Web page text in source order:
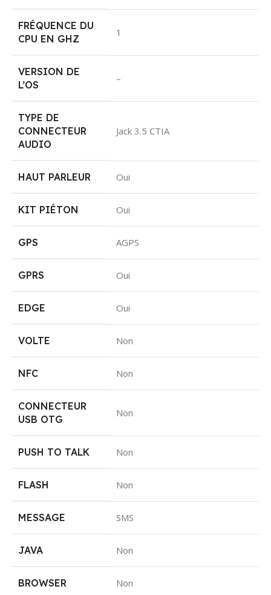
FRÉQUENCE DU
CPU EN GHZ
1
VERSION DE
L’OS
–
TYPE DE
CONNECTEUR
AUDIO
Jack 3.5 CTIA
HAUT PARLEUR Oui
KIT PIÉTON Oui
GPS AGPS
GPRS Oui
EDGE Oui
VOLTE Non
NFC Non
CONNECTEUR
USB OTG
Non
PUSH TO TALK Non
FLASH Non
MESSAGE SMS
JAVA Non
BROWSER Non